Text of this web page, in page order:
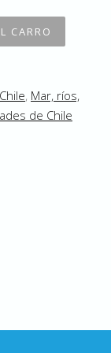
, Mar, ríos,
de Chile